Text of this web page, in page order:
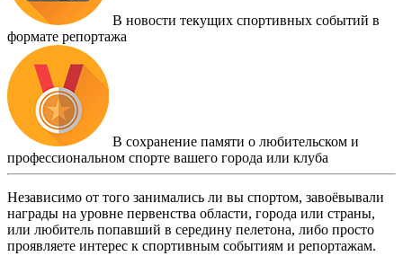
В новости текущих спортивных событий в
формате репортажа
В сохранение памяти о любительском и
профессиональном спорте вашего города или клуба
Независимо от того занимались ли вы спортом, завоёвывали
награды на уровне первенства области, города или страны,
или любитель попавший в середину пелетона, либо просто
проявляете интерес к спортивным событиям и репортажам.